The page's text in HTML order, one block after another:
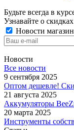
Будьте всегда в
Узнавайте о
Новости
Новости
Все новости
9 сентября 2025
Оптом дешевле!
21 августа 2025
Аккумуляторы
20 марта 2025
Инструменты